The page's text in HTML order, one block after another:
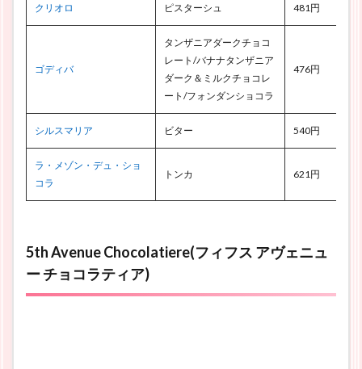
クリオロ ピスターシュ 481円
ゴディバ
タンザニアダークチョコ
レート/バナナタンザニア
ダーク＆ミルクチョコレ
ート/フォンダンショコラ
476円
シルスマリア ビター 540円
ラ・メゾン・デュ・ショ
コラ
トンカ 621円
5th Avenue Chocolatiere(フィフス アヴェニュ
ー チョコラティア)